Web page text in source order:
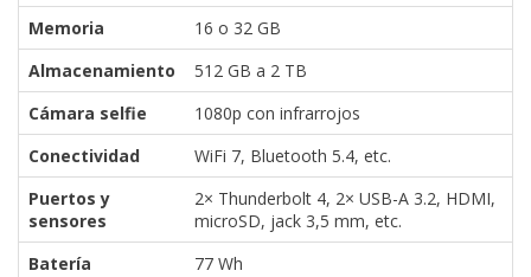
Memoria
16 o 32 GB
Almacenamiento
512 GB a 2 TB
Cámara selfie
1080p con infrarrojos
Conectividad
WiFi 7, Bluetooth 5.4, etc.
Puertos y
sensores
2× Thunderbolt 4, 2× USB-A 3.2, HDMI,
microSD, jack 3,5 mm, etc.
Batería
77 Wh